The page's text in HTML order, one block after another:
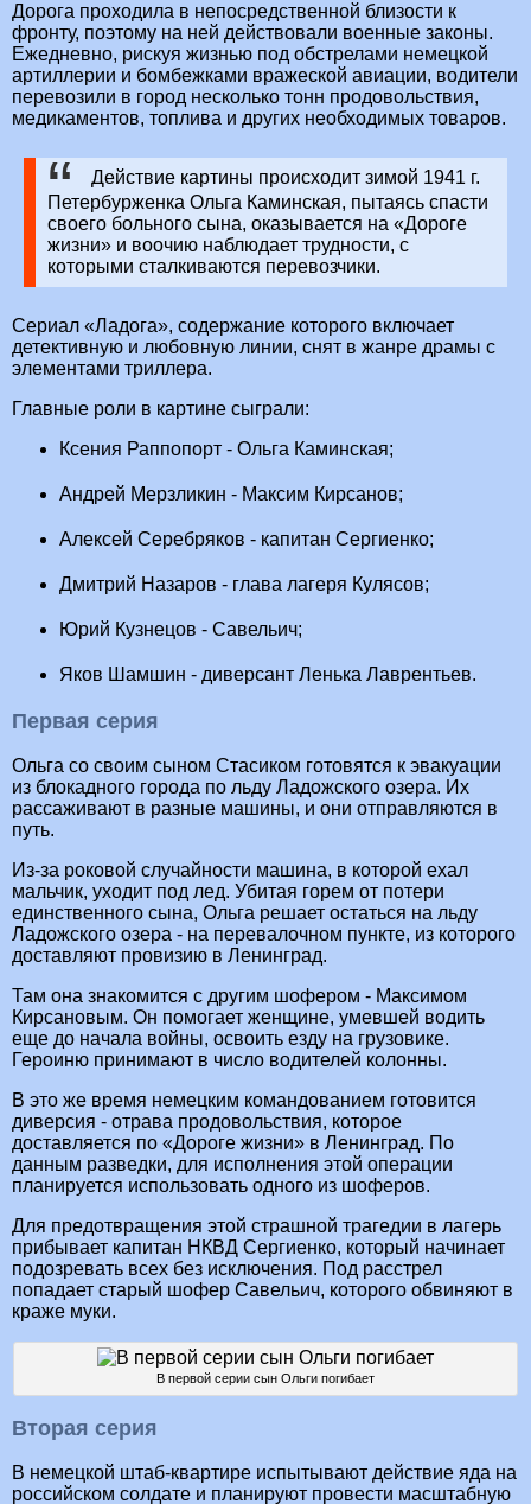
Дорога проходила в непосредственной близости к
фронту, поэтому на ней действовали военные законы.
Ежедневно, рискуя жизнью под обстрелами немецкой
артиллерии и бомбежками вражеской авиации, водители
перевозили в город несколько тонн продовольствия,
медикаментов, топлива и других необходимых товаров.
Действие картины происходит зимой 1941 г.
Петербурженка Ольга Каминская, пытаясь спасти
своего больного сына, оказывается на «Дороге
жизни» и воочию наблюдает трудности, с
которыми сталкиваются перевозчики.
Сериал «Ладога», содержание которого включает
детективную и любовную линии, снят в жанре драмы с
элементами триллера.
Главные роли в картине сыграли:
Ксения Раппопорт - Ольга Каминская;
Андрей Мерзликин - Максим Кирсанов;
Алексей Серебряков - капитан Сергиенко;
Дмитрий Назаров - глава лагеря Кулясов;
Юрий Кузнецов - Савельич;
Яков Шамшин - диверсант Ленька Лаврентьев.
Первая серия
Ольга со своим сыном Стасиком готовятся к эвакуации
из блокадного города по льду Ладожского озера. Их
рассаживают в разные машины, и они отправляются в
путь.
Из-за роковой случайности машина, в которой ехал
мальчик, уходит под лед. Убитая горем от потери
единственного сына, Ольга решает остаться на льду
Ладожского озера - на перевалочном пункте, из которого
доставляют провизию в Ленинград.
Там она знакомится с другим шофером - Максимом
Кирсановым. Он помогает женщине, умевшей водить
еще до начала войны, освоить езду на грузовике.
Героиню принимают в число водителей колонны.
В это же время немецким командованием готовится
диверсия - отрава продовольствия, которое
доставляется по «Дороге жизни» в Ленинград. По
данным разведки, для исполнения этой операции
планируется использовать одного из шоферов.
Для предотвращения этой страшной трагедии в лагерь
прибывает капитан НКВД Сергиенко, который начинает
подозревать всех без исключения. Под расстрел
попадает старый шофер Савельич, которого обвиняют в
краже муки.
В первой серии сын Ольги погибает
Вторая серия
В немецкой штаб-квартире испытывают действие яда на
российском солдате и планируют провести масштабную